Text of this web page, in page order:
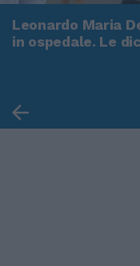
Leonardo Maria
in ospedale. Le